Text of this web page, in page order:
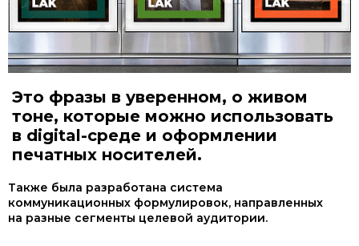
Это фразы в уверенном, о живом
тоне, которые можно использовать
в digital-среде и оформлении
печатных носителей.
Также была разработана система
коммуникационных формулировок, направленных
на разные сегменты целевой аудитории.